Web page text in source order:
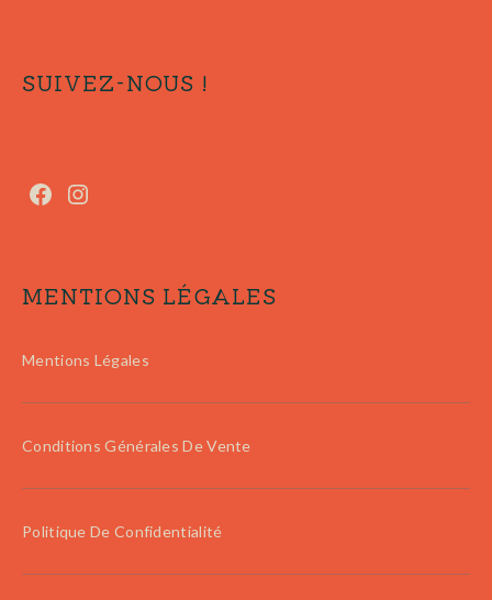
SUIVEZ-NOUS !
MENTIONS LÉGALES
Mentions Légales
Conditions Générales De Vente
Politique De Confidentialité